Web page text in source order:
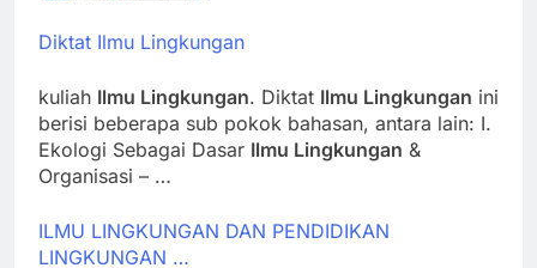
Diktat Ilmu Lingkungan
kuliah Ilmu Lingkungan. Diktat Ilmu Lingkungan ini
berisi beberapa sub pokok bahasan, antara lain: I.
Ekologi Sebagai Dasar Ilmu Lingkungan &
Organisasi – …
ILMU LINGKUNGAN DAN PENDIDIKAN
LINGKUNGAN …